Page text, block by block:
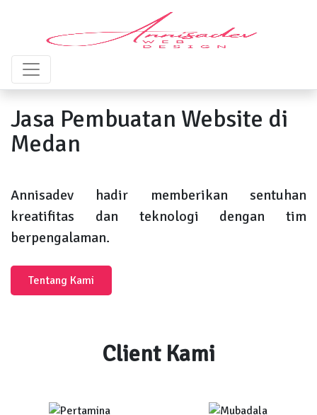
Jasa Pembuatan Website di
Medan
Annisadev hadir memberikan sentuhan
kreatifitas dan teknologi dengan tim
berpengalaman.
Tentang Kami
Client Kami